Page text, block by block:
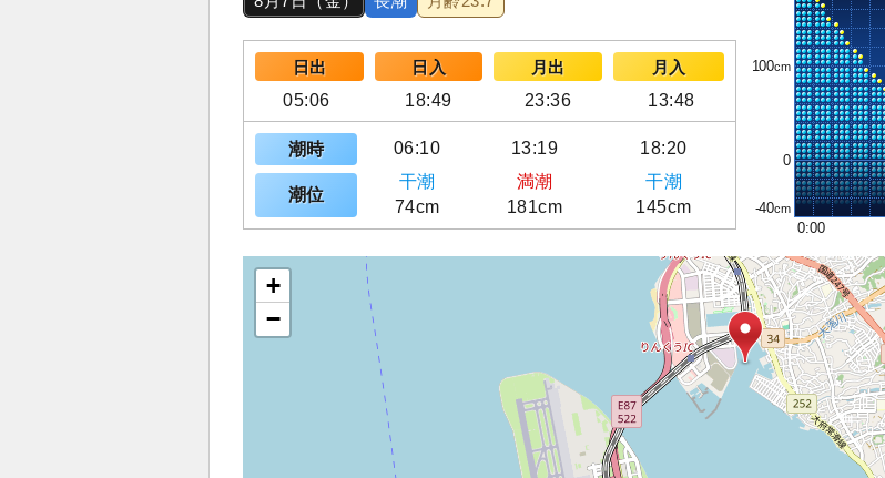
日出 日入 月出
月入
05:06
18:49 23:36 13:48
潮時 06:10 13:19 18:20
潮位
干潮 満潮
干潮
74cm
181cm 145cm
100
0
-40
0:00
+
−